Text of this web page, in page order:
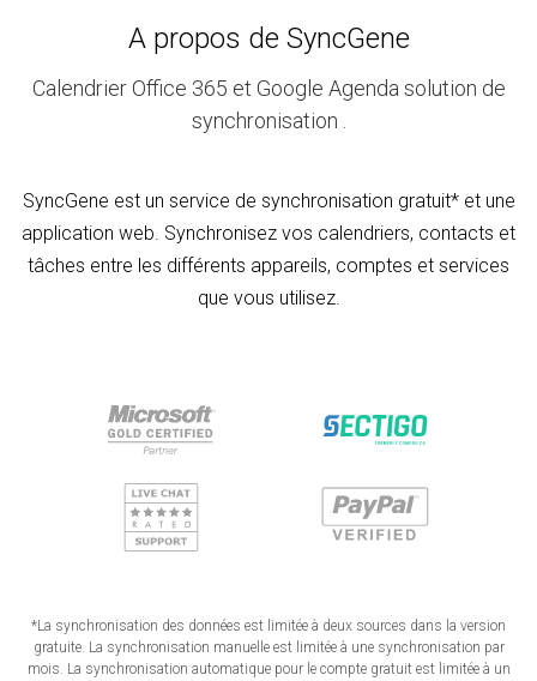
A propos de SyncGene
Calendrier Office 365 et Google Agenda solution de
synchronisation .
SyncGene est un service de synchronisation gratuit* et une
application web. Synchronisez vos calendriers, contacts et
tâches entre les différents appareils, comptes et services
que vous utilisez.
*La synchronisation des données est limitée à deux sources dans la version
gratuite. La synchronisation manuelle est limitée à une synchronisation par
mois. La synchronisation automatique pour le compte gratuit est limitée à un